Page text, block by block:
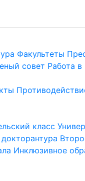
Факультеты
совет Работа в
класс
Инклюзивное